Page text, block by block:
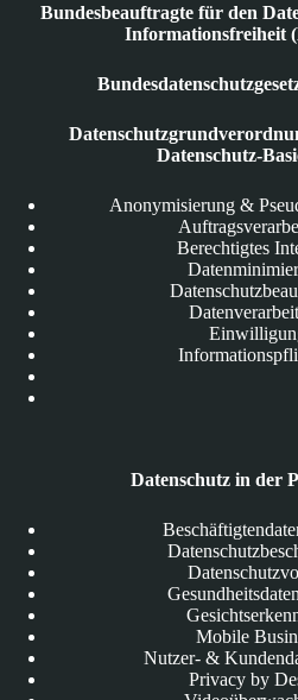
Bundesbeauftragte für den
Informationsfreiheit
Datenschutz-
Anonymisierung &
Berechtigtes
Datenschutz in der
Mobile
Nutzer- &
Privacy by